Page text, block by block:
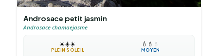
Androsace petit jasmin
Androsace chamaejasme
☀️☀️☀️
PLEIN SOLEIL
💧 💧 💧
MOYEN